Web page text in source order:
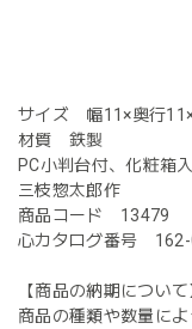
サイズ 幅11×奥行
材質 鉄製
PC小判台付、化粧箱
三枝惣太郎作
商品コード 13479
心カタログ番号 162-
【商品の納期について
商品の種類や数量に